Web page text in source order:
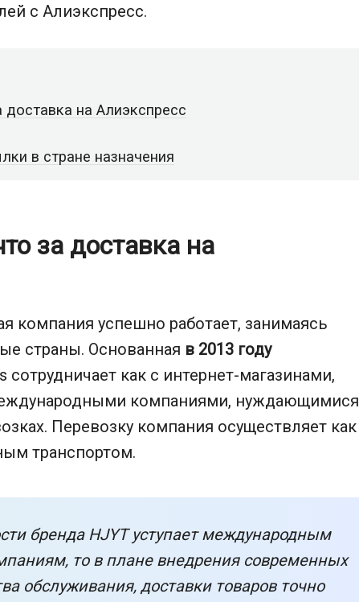
с Алиэкспресс.
доставка на Алиэкспресс
в стране назначения
за доставка на
компания успешно работает, занимаясь
страны. Основанная в 2013 году
сотрудничает как с интернет-магазинами,
компаниями, нуждающимися
Перевозку компания осуществляет как
транспортом.
бренда HJYT уступает международным
то в плане внедрения современных
обслуживания, доставки товаров точно